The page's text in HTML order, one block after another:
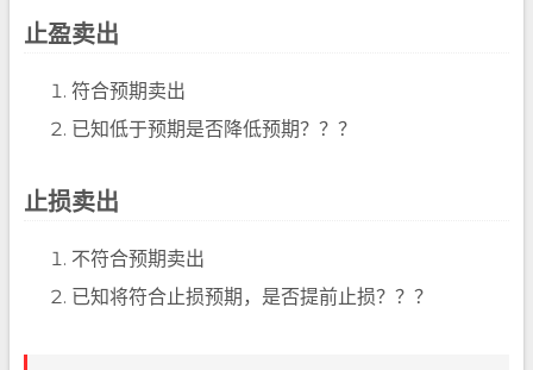
止盈卖出
符合预期卖出
已知低于预期是否降低预期？？？
止损卖出
不符合预期卖出
已知将符合止损预期，是否提前止损？？？